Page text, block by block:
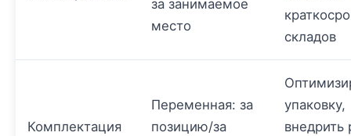
за занимаемое
место
складов
Комплектация
Переменная: за
позицию/за
упаковку,
внедрить